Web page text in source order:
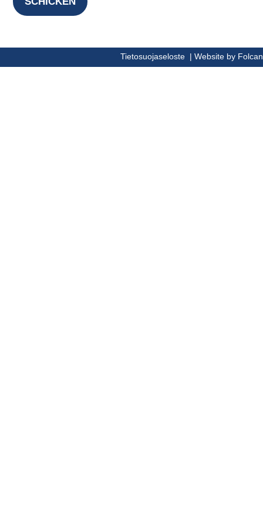
Tietosuojaseloste | Website by Folcan